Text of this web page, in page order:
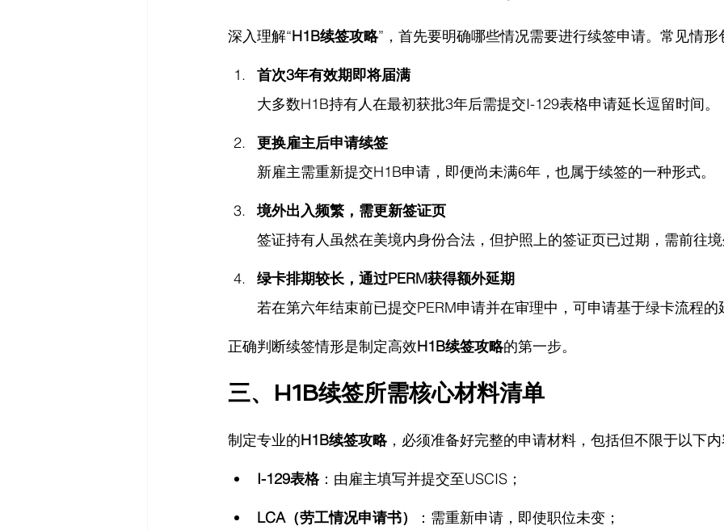
深入理解“H1B续签攻略”，首先要明确哪些情况需要进行续签申请。常见情形
首次3年有效期即将届满
大多数H1B持有人在最初获批3年后需提交I-129表格申请延长逗留时间。
更换雇主后申请续签
新雇主需重新提交H1B申请，即便尚未满6年，也属于续签的一种形式。
境外出入频繁，需更新签证页
签证持有人虽然在美境内身份合法，但护照上的签证页已过期，需前往境
绿卡排期较长，通过PERM获得额外延期
若在第六年结束前已提交PERM申请并在审理中，可申请基于绿卡流程的
正确判断续签情形是制定高效H1B续签攻略的第一步。
三、H1B续签所需核心材料清单
制定专业的H1B续签攻略，必须准备好完整的申请材料，包括但不限于以下内
I-129表格：由雇主填写并提交至USCIS；
LCA（劳工情况申请书） ：需重新申请，即使职位未变；